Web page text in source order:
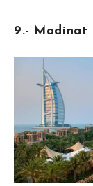
9.- Madinat